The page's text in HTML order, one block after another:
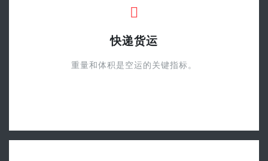
快递货运
重量和体积是空运的关键指标。